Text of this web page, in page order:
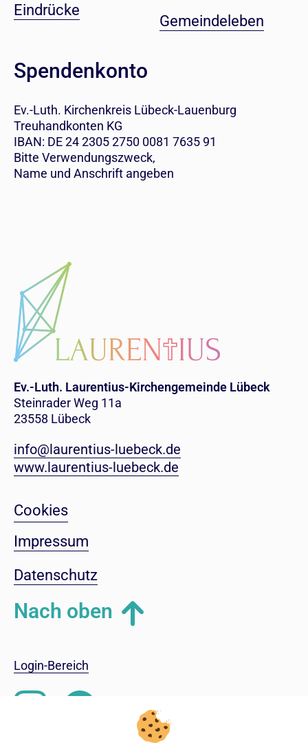
Eindrücke
Gemeindeleben
Spendenkonto
Ev.-Luth. Kirchenkreis Lübeck-Lauenburg
Treuhandkonten KG
IBAN: DE 24 2305 2750 0081 7635 91
Bitte Verwendungszweck,
Name und Anschrift angeben
Ev.-Luth. Laurentius-Kirchengemeinde Lübeck
Steinrader Weg 11a
23558 Lübeck
info@laurentius-luebeck.de
www.laurentius-luebeck.de
Cookies
Impressum
Datenschutz
Nach oben
Login-Bereich